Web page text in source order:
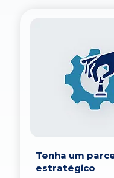
Tenha um
estratégico